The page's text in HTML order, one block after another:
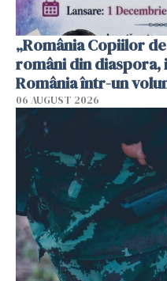
„România Copiilor
români din diaspora,
România într-un
06 AUGUST 2026